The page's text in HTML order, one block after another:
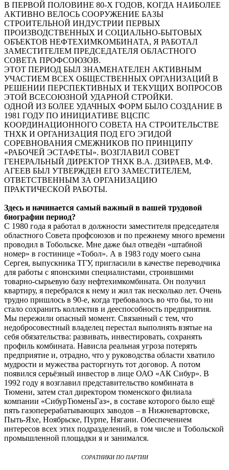
В ПЕРВОЙ ПОЛОВИНЕ 80-Х ГОДОВ, КОГДА НАИБОЛЕЕ
АКТИВНО ВЕЛОСЬ СООРУЖЕНИЕ БАЗЫ
СТРОИТЕЛЬНОЙ ИНДУСТРИИ ПЕРВЫХ
ПРОИЗВОДСТВЕННЫХ И СОЦИАЛЬНО-БЫТОВЫХ
ОБЪЕКТОВ НЕФТЕХИМКОМБИНАТА, Я РАБОТАЛ
ЗАМЕСТИТЕЛЕМ ПРЕДСЕДАТЕЛЯ ОБЛАСТНОГО
СОВЕТА ПРОФСОЮЗОВ.
ЭТОТ ПЕРИОД БЫЛ ЗНАМЕНАТЕЛЕН АКТИВНЫМ
УЧАСТИЕМ ВСЕХ ОБЩЕСТВЕННЫХ ОРГАНИЗАЦИЙ В
РЕШЕНИИ ПЕРСПЕКТИВНЫХ И ТЕКУЩИХ ВОПРОСОВ
ЭТОЙ ВСЕСОЮЗНОЙ УДАРНОЙ СТРОЙКИ.
ОДНОЙ ИЗ БОЛЕЕ УДАЧНЫХ ФОРМ БЫЛО СОЗДАНИЕ В
1981 ГОДУ ПО ИНИЦИАТИВЕ ВЦСПС
КООРДИНАЦИОННОГО СОВЕТА НА СТРОИТЕЛЬСТВЕ
ТНХК И ОРГАНИЗАЦИЯ ПОД ЕГО ЭГИДОЙ
СОРЕВНОВАНИЯ СМЕЖНИКОВ ПО ПРИНЦИПУ
«РАБОЧЕЙ ЭСТАФЕТЫ». ВОЗГЛАВИЛ СОВЕТ
ГЕНЕРАЛЬНЫЙ ДИРЕКТОР ТНХК В.А. ДЗИРАЕВ, М.Ф.
АГЕЕВ БЫЛ УТВЕРЖДЕН ЕГО ЗАМЕСТИТЕЛЕМ,
ОТВЕТСТВЕННЫМ ЗА ОРГАНИЗАЦИЮ
ПРАКТИЧЕСКОЙ РАБОТЫ.
Здесь и начинается самый важный в вашей трудовой
биографии период?
С 1980 года я работал в должности заместителя председателя
областного Совета профсоюзов и по прежнему много времени
проводил в Тобольске. Мне даже был отведён «штабной
номер» в гостинице «Тобол». А в 1983 году моего сына
Сергея, выпускника ТГУ, пригласили в качестве переводчика
для работы с японскими специалистами, строившими
товарно-сырьевую базу нефтехимкомбината. Он получил
квартиру, я перебрался к нему и жил так несколько лет. Очень
трудно пришлось в 90-е, когда требовалось во что бы, то ни
стало сохранить коллектив и дееспособность предприятия.
Мы пережили опасный момент. Связанный с тем, что
недобросовестный владелец перестал выполнять взятые на
себя обязательства: развивать, инвестировать, сохранять
профиль комбината. Нависла реальная угроза потерять
предприятие и, отрадно, что у руководства области хватило
мудрости и мужества расторгнуть тот договор. А потом
появился серьёзный инвестор в лице ОАО «АК Сибур». В
1992 году я возглавил представительство комбината в
Тюмени, затем стал директором тюменского филиала
компании «СибурТюменьГаз», в составе которого было ещё
пять газоперерабатывающих заводов – в Нижневартовске,
Пыть-Яхе, Ноябрьске, Пурпе, Нягани. Обеспечением
интересов всех этих подразделений, в том числе и Тобольской
промышленной площадки я и занимался.
СОРАТНИКИ ПО ПАРТИИ